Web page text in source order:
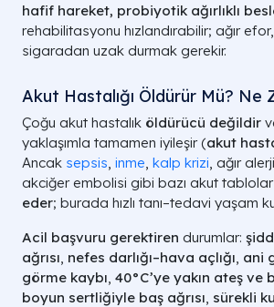
hafif hareket, probiyotik ağırlıklı
rehabilitasyonu hızlandırabilir; ağır
sigaradan uzak durmak gerekir.
Akut Hastalığı Öldürür Mü? Ne
Çoğu akut hastalık öldürücü değildir
yaklaşımla tamamen iyileşir (akut
Ancak sepsis, inme, kalp krizi, ağır
akciğer embolisi gibi bazı akut tablolar
eder; burada hızlı tanı–tedavi yaşam
Acil başvuru gerektiren durumlar:
ağrısı, nefes darlığı–hava açlığı, ani
görme kaybı, 40°C’ye yakın ateş ve
boyun sertliğiyle baş ağrısı, sürekli